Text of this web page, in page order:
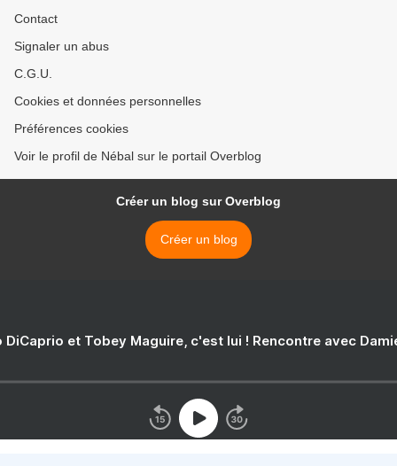
Contact
Signaler un abus
C.G.U.
Cookies et données personnelles
Préférences cookies
Voir le profil de Nébal sur le portail Overblog
Créer un blog sur Overblog
Créer un blog
DiCaprio et Tobey Maguire, c'est lui ! Rencontre avec